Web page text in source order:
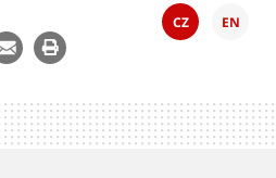
CZ EN